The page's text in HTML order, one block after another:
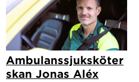
Ambulanssjuksköter
skan Jonas Aléx